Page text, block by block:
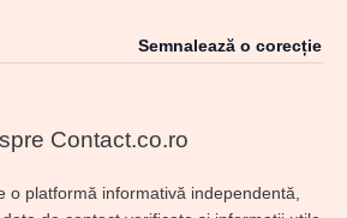
Semnalează o corecție
Contact.co.ro
o platformă informativă independentă,